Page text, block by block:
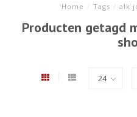
Home / Tags / alk
Producten getagd